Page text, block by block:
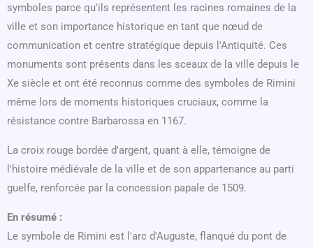
symboles parce qu'ils représentent les racines romaines de la
ville et son importance historique en tant que nœud de
communication et centre stratégique depuis l'Antiquité. Ces
monuments sont présents dans les sceaux de la ville depuis le
Xe siècle et ont été reconnus comme des symboles de Rimini
même lors de moments historiques cruciaux, comme la
résistance contre Barbarossa en 1167.
La croix rouge bordée d'argent, quant à elle, témoigne de
l'histoire médiévale de la ville et de son appartenance au parti
guelfe, renforcée par la concession papale de 1509.
En résumé :
Le symbole de Rimini est l'arc d'Auguste, flanqué du pont de